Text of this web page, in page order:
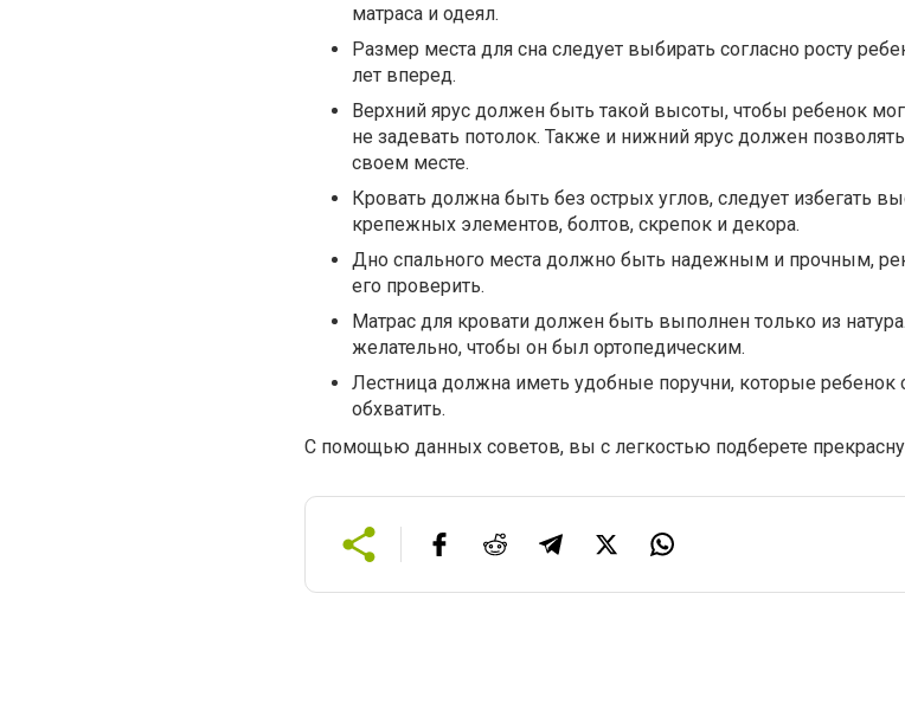
матраса и одеял.
Размер места для сна следует выбирать согласно росту
лет вперед.
Верхний ярус должен быть такой высоты, чтобы ребенок
не задевать потолок. Также и нижний ярус должен
своем месте.
Кровать должна быть без острых углов, следует избегать
крепежных элементов, болтов, скрепок и декора.
Дно спального места должно быть надежным и прочным,
его проверить.
Матрас для кровати должен быть выполнен только из
желательно, чтобы он был ортопедическим.
Лестница должна иметь удобные поручни, которые ребенок
обхватить.
С помощью данных советов, вы с легкостью подберете